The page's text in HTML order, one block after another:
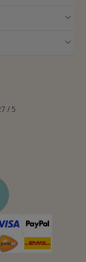
/ 5